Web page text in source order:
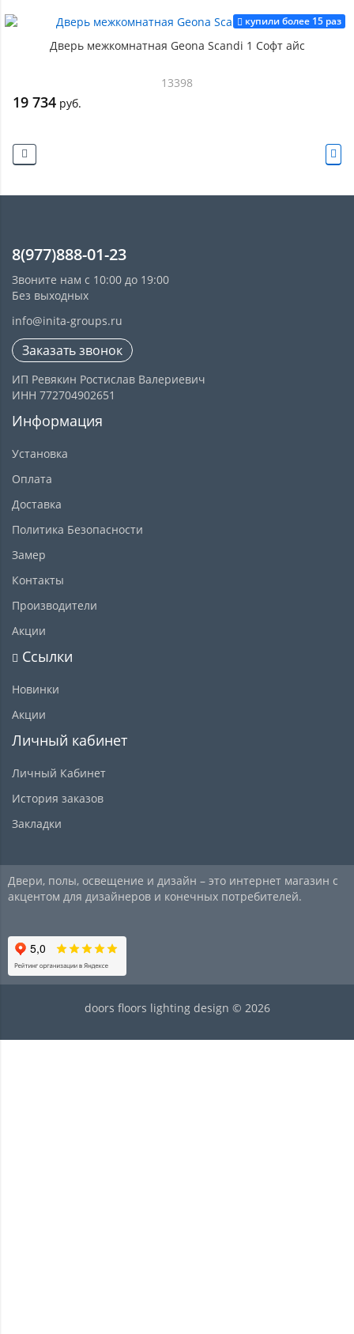
купили более 15 раз
Дверь межкомнатная Geona Scandi 1 Софт айс
13398
19 734 руб.
8(977)888-01-23
Звоните нам с 10:00 до 19:00
Без выходных
info@inita-groups.ru
Заказать звонок
ИП Ревякин Ростислав Валериевич
ИНН 772704902651
Информация
Установка
Оплата
Доставка
Политика Безопасности
Замер
Контакты
Производители
Акции
Ссылки
Новинки
Акции
Личный кабинет
Личный Кабинет
История заказов
Закладки
Двери, полы, освещение и дизайн – это интернет магазин с
акцентом для дизайнеров и конечных потребителей.
doors floors lighting design © 2026